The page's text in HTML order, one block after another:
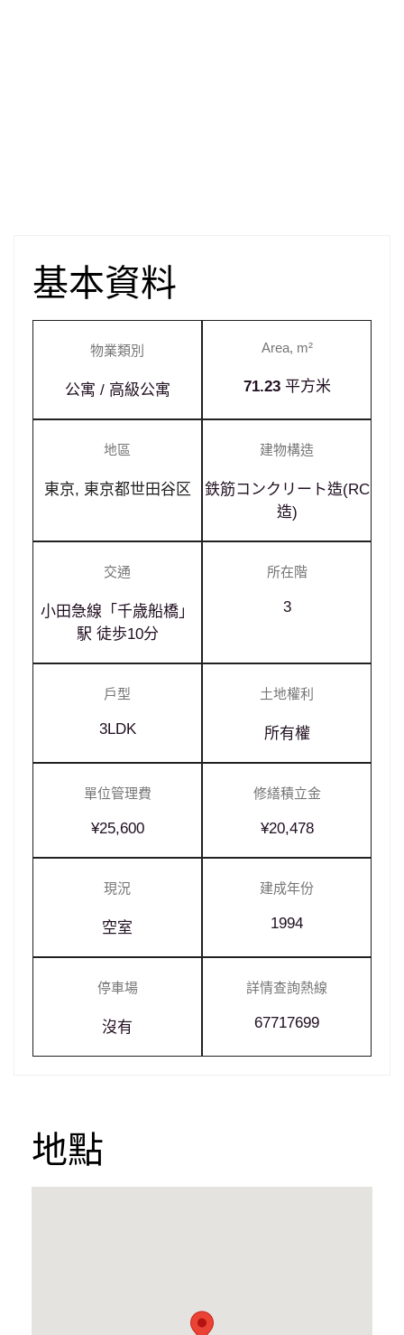
基本資料
物業類別
公寓 / 高級公寓
Area, m²
71.23 平方米
地區
東京, 東京都世田谷区
建物構造
鉄筋コンクリート造(RC
造)
交通
小田急線「千歳船橋」
駅 徒歩10分
所在階
3
戶型
3LDK
土地權利
所有權
單位管理費
¥25,600
修繕積立金
¥20,478
現況
空室
建成年份
1994
停車場
沒有
詳情查詢熱線
67717699
地點